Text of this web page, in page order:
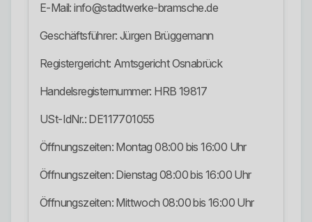
E-Mail: info@stadtwerke-bramsche.de
Geschäftsführer: Jürgen Brüggemann
Registergericht: Amtsgericht Osnabrück
Handelsregisternummer: HRB 19817
USt-IdNr.: DE117701055
Öffnungszeiten: Montag 08:00 bis 16:00 Uhr
Öffnungszeiten: Dienstag 08:00 bis 16:00 Uhr
Öffnungszeiten: Mittwoch 08:00 bis 16:00 Uhr